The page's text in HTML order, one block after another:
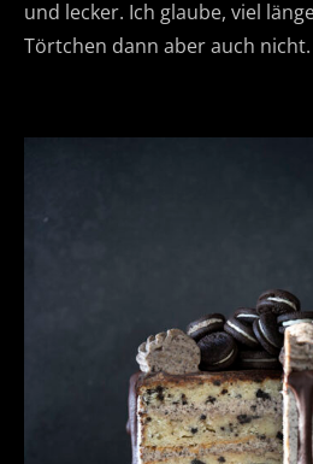
und lecker. Ich glaube, viel
Törtchen dann aber auch nicht.